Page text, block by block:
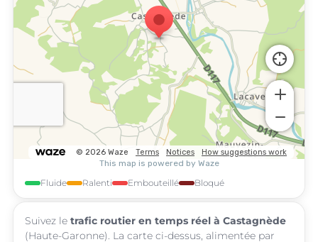
Fluide Ralenti Embouteillé Bloqué
Suivez le trafic routier en temps réel à Castagnède
(Haute-Garonne). La carte ci-dessus, alimentée par